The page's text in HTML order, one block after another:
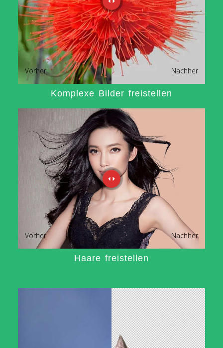
Nachher
Vorher
Komplexe Bilder freistellen
Nachher
Vorher
Haare freistellen